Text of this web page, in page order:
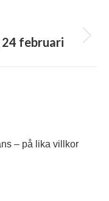
februari
– på lika villkor